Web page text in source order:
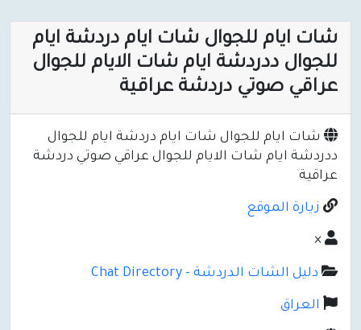
شات ايام للجوال شات ايام دردشة ايام
للجوال ددردشة ايام شات الايام للجوال
عراقي صوتي دردشة عراقية
شات ايام للجوال شات ايام دردشة ايام للجوال
ددردشة ايام شات الايام للجوال عراقي صوتي دردشة
عراقية
زيارة الموقع
×
دليل الشات الدردشة - Chat Directory
العراق